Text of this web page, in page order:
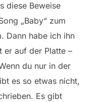
diese Beweise
„Baby“ zum
Dann habe ich ihn
er auf der Platte –
du nur in der
es so etwas nicht,
Es gibt